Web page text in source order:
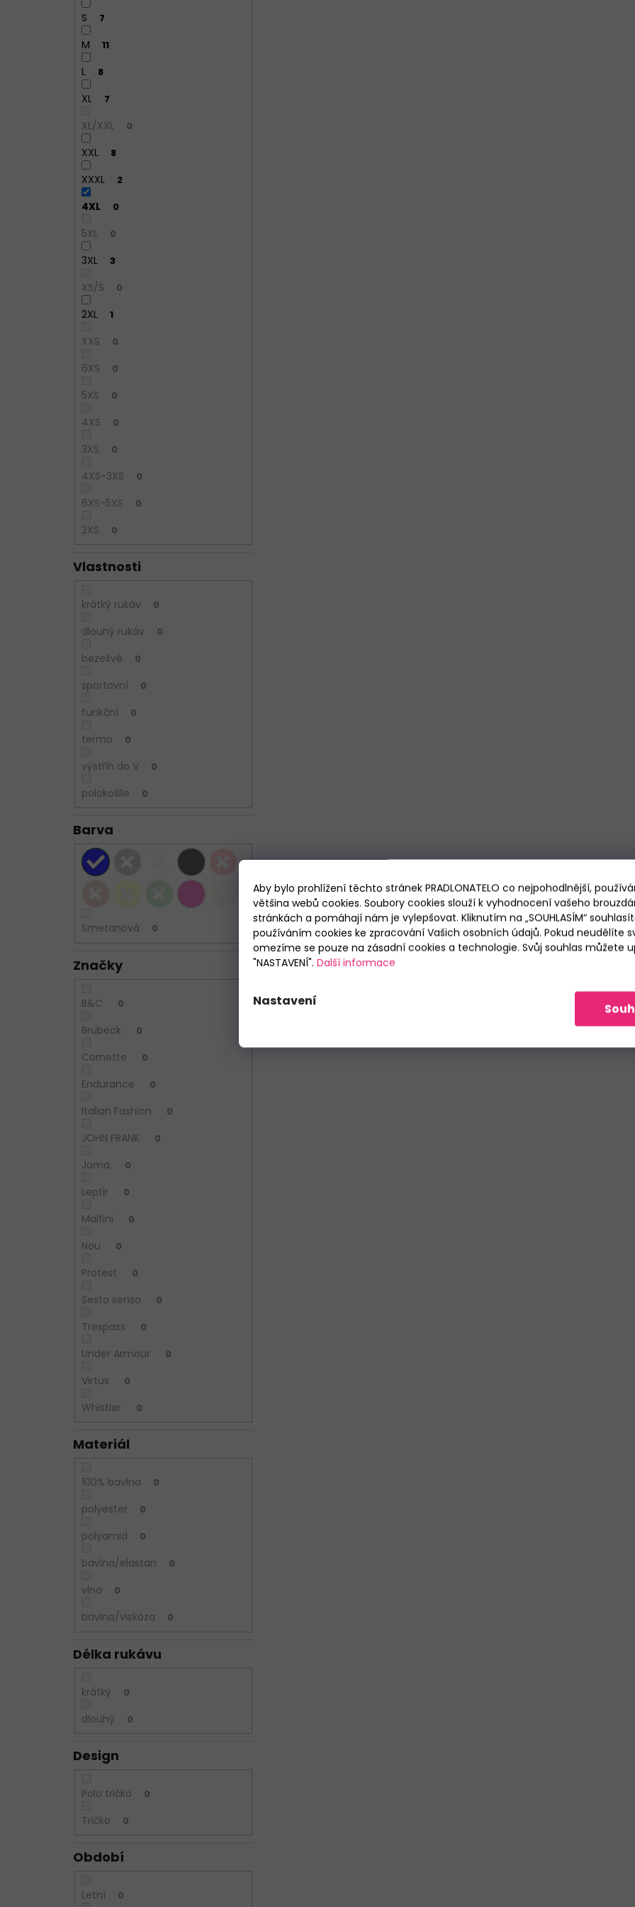
Aby bylo prohlížení těchto stránek PRADLONATELO co nejpohodlnější,
většina webů cookies. Soubory cookies slouží k vyhodnocení vašeho
stránkách a pomáhají nám je vylepšovat. Kliknutím na „SOUHLASÍM“
používáním cookies ke zpracování Vašich osobních údajů. Pokud neudělíte
omezíme se pouze na zásadní cookies a technologie. Svůj souhlas můžete
"NASTAVENÍ". Další informace
Nastavení
S 7
M 11
L 8
XL 7
XL/XXL 0
XXL 8
XXXL 2
4XL 0
5XL 0
3XL 3
XS/S 0
2XL 1
XXS 0
6XS 0
5XS 0
4XS 0
3XS 0
4XS-3XS 0
6XS-5XS 0
2XS 0
Vlastnosti
krátký rukáv 0
dlouhý rukáv 0
bezešvé 0
sportovní 0
funkční 0
termo 0
výstřih do V 0
polokošile 0
Barva
Smetanová 0
Značky
B&C 0
Brubeck 0
Cornette 0
Endurance 0
Italian Fashion 0
JOHN FRANK 0
Joma 0
Leptir 0
Malfini 0
Nou 0
Protest 0
Sesto senso 0
Trespass 0
Under Armour 0
Virtus 0
Whistler 0
Materiál
100% bavlna 0
polyester 0
polyamid 0
bavlna/elastan 0
vlna 0
bavlna/viskóza 0
Délka rukávu
krátký 0
dlouhý 0
Design
Polo tričko 0
Tričko 0
Období
Letní 0